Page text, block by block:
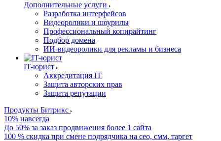
Дополнительные услуги
Разработка интерфейсов
Видеоролики и шоурилы
Профессиональный копирайтинг
Подбор домена
ИИ-видеоролики для рекламы и бизнеса
IT-юрист
Аккредитация IT
Защита авторских прав
Защита репутации
Продукты Битрикс
10% навсегда
До 50% за заказ продвижения более 1 сайта
100 % скидка при смене подрядчика на сео, смм, таргет